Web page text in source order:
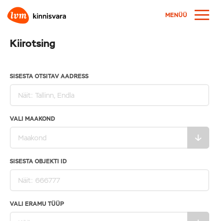
MENÜÜ
Kiirotsing
SISESTA OTSITAV AADRESS
VALI MAAKOND
SISESTA OBJEKTI ID
VALI ERAMU TÜÜP